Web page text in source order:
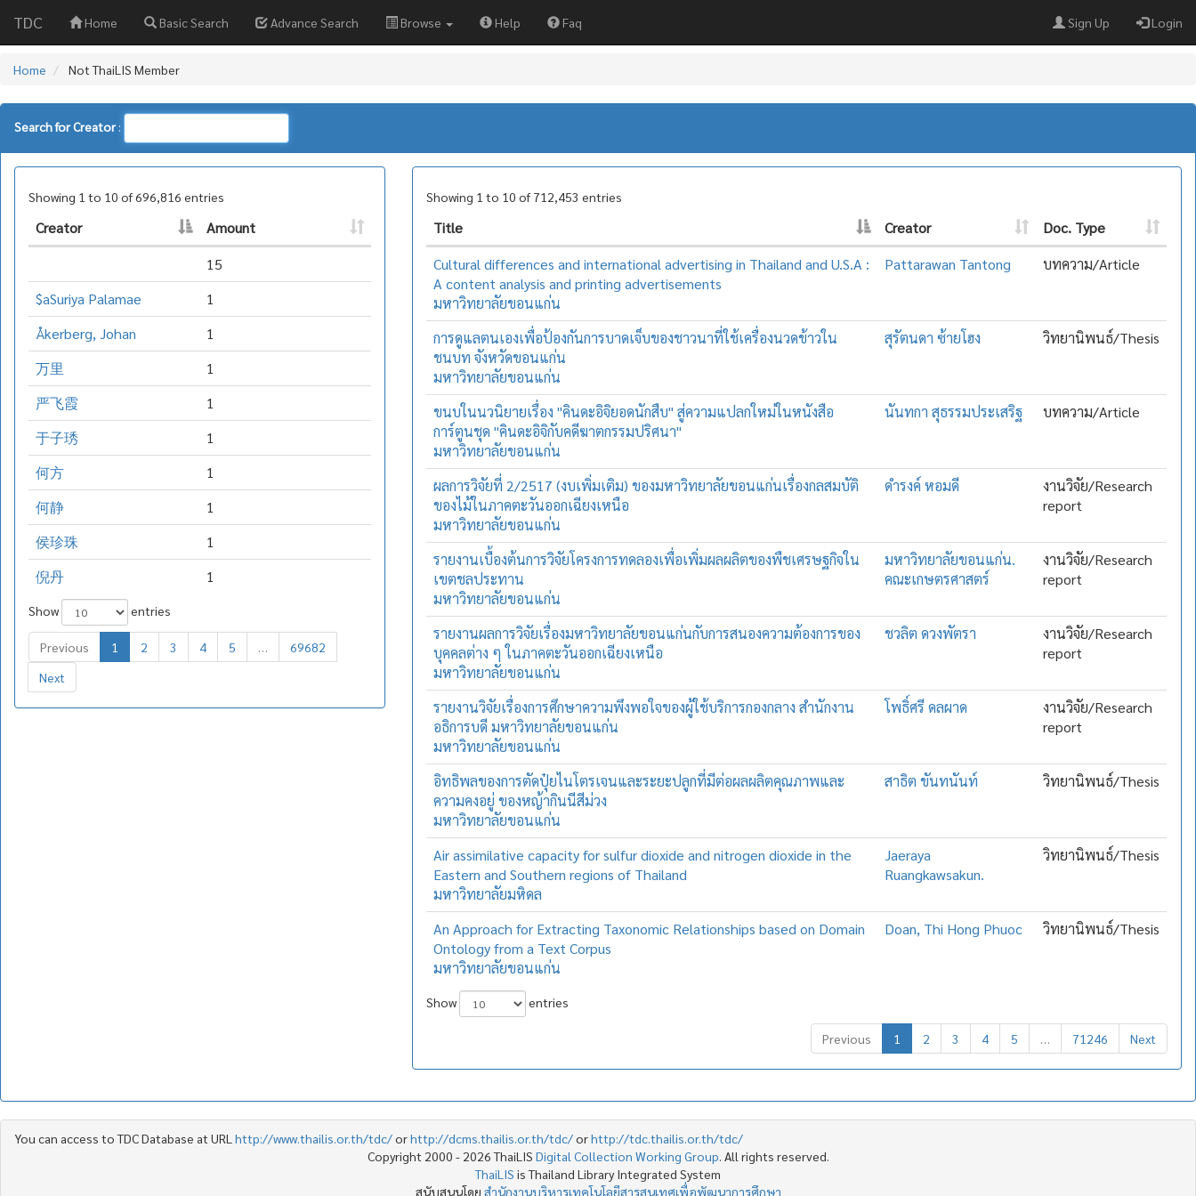
TDC Home Basic Search Advance Search Browse Help Faq Sign Up Login
Home Not ThaiLIS Member
Search for Creator:
Showing 1 to 10 of 696,816 entries
Creator
Amount
15
$aSuriya Palamae
1
Åkerberg, Johan
1
万里
1
严飞霞
1
于子琇
1
何方
1
何静
1
侯珍珠
1
倪丹
1
Show entries
Previous 1 2 3 4 5 …
69682
Next
Showing 1 to 10 of 712,453 entries
Title Creator
Doc. Type
Cultural differences and international advertising in Thailand and U.S.A :
A content analysis and printing advertisements
มหาวิทยาลัยขอนแก่น
Pattarawan Tantong บทความ/Article
การดูแลตนเองเพื่อป้องกันการบาดเจ็บของชาวนาที่ใช้เครื่องนวดข้าวใน
ชนบท จังหวัดขอนแก่น
มหาวิทยาลัยขอนแก่น
สุรัตนดา ซ้ายโฮง วิทยานิพนธ์/Thesis
ขนบในนวนิยายเรื่อง "คินดะอิจิยอดนักสืบ" สู่ความแปลกใหม่ในหนังสือ
การ์ตูนชุด "คินดะอิจิกับคดีฆาตกรรมปริศนา"
มหาวิทยาลัยขอนแก่น
นันทกา สุธรรมประเสริฐ บทความ/Article
ผลการวิจัยที่ 2/2517 (งบเพิ่มเติม) ของมหาวิทยาลัยขอนแก่นเรื่องกลสมบัติ
ของไม้ในภาคตะวันออกเฉียงเหนือ
มหาวิทยาลัยขอนแก่น
ดำรงค์ หอมดี
งานวิจัย/Research
report
รายงานเบื้องต้นการวิจัยโครงการทดลองเพื่อเพิ่มผลผลิตของพืชเศรษฐกิจใน
เขตชลประทาน
มหาวิทยาลัยขอนแก่น
มหาวิทยาลัยขอนแก่น.
คณะเกษตรศาสตร์
งานวิจัย/Research
report
รายงานผลการวิจัยเรื่องมหาวิทยาลัยขอนแก่นกับการสนองความต้องการของ
บุคคลต่าง ๆ ในภาคตะวันออกเฉียงเหนือ
มหาวิทยาลัยขอนแก่น
ชวลิต ดวงพัตรา
งานวิจัย/Research
report
รายงานวิจัยเรื่องการศึกษาความพึงพอใจของผู้ใช้บริการกองกลาง สำนักงาน
อธิการบดี มหาวิทยาลัยขอนแก่น
มหาวิทยาลัยขอนแก่น
โพธิ์ศรี ดลผาด
งานวิจัย/Research
report
อิทธิพลของการตัดปุ๋ยไนโตรเจนและระยะปลูกที่มีต่อผลผลิตคุณภาพและ
ความคงอยู่ ของหญ้ากินนีสีม่วง
มหาวิทยาลัยขอนแก่น
สาธิต ขันทนันท์ วิทยานิพนธ์/Thesis
Air assimilative capacity for sulfur dioxide and nitrogen dioxide in the
Eastern and Southern regions of Thailand
มหาวิทยาลัยมหิดล
Jaeraya
Ruangkawsakun.
วิทยานิพนธ์/Thesis
An Approach for Extracting Taxonomic Relationships based on Domain
Ontology from a Text Corpus
มหาวิทยาลัยขอนแก่น
Doan, Thi Hong Phuoc วิทยานิพนธ์/Thesis
Show entries
Previous 1 2 3 4 5 … 71246 Next
You can access to TDC Database at URL http://www.thailis.or.th/tdc/orhttp://dcms.thailis.or.th/tdc/orhttp://tdc.thailis.or.th/tdc/
Copyright 2000 - 2026 ThaiLIS Digital Collection Working Group. All rights reserved.
ThaiLIS is Thailand Library Integrated System
สนับสนุนโดย สำนักงานบริหารเทคโนโลยีสารสนเทศเพื่อพัฒนาการศึกษา